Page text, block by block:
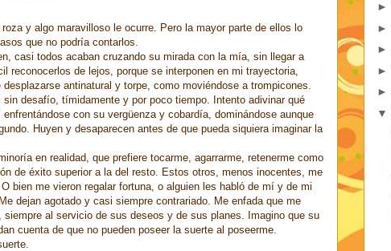
y algo maravilloso le ocurre. Pero la mayor parte de ellos lo
que no podría contarlos.
casi todos acaban cruzando su mirada con la mía, sin llegar a
reconocerlos de lejos, porque se interponen en mi trayectoria,
antinatural y torpe, como moviéndose a trompicones.
sin desafío, tímidamente y por poco tiempo. Intento adivinar qué
con su vergüenza y cobardía, dominándose aunque
Huyen y desaparecen antes de que pueda siquiera imaginar la
en realidad, que prefiere tocarme, agarrarme, retenerme como
de éxito superior a la del resto. Estos otros, menos inocentes, me
bien me vieron regalar fortuna, o alguien les habló de mí y de mi
dejan agotado y casi siempre contrariado. Me enfada que me
al servicio de sus deseos y de sus planes. Imagino que su
cuenta de que no pueden poseer la suerte al poseerme.
►
►
►
►
►
▼